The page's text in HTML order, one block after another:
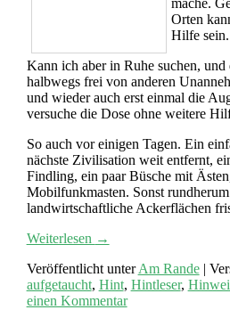
mache.
Orten
Hilfe sein.
Kann ich aber in Ruhe suchen, und
halbwegs frei von anderen
und wieder auch erst einmal die
versuche die Dose ohne weitere
So auch vor einigen Tagen. Ein
nächste Zivilisation weit entfernt,
Findling, ein paar Büsche mit
Mobilfunkmasten. Sonst
landwirtschaftliche Ackerflächen
Weiterlesen →
Veröffentlicht unter Am Rande |
aufgetaucht, Hint, Hintleser,
einen Kommentar